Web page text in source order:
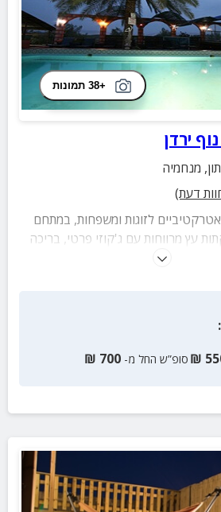
+38 תמונות
ירדן
, מנחמיה
דעת)
לזוגות ומשפחות, במתחם
הכולל 5 בקתות עץ מרווחות עם ג'קוזי פרטי, בריכה
ועוד.
:
₪ סופ”ש החל מ- 700
₪